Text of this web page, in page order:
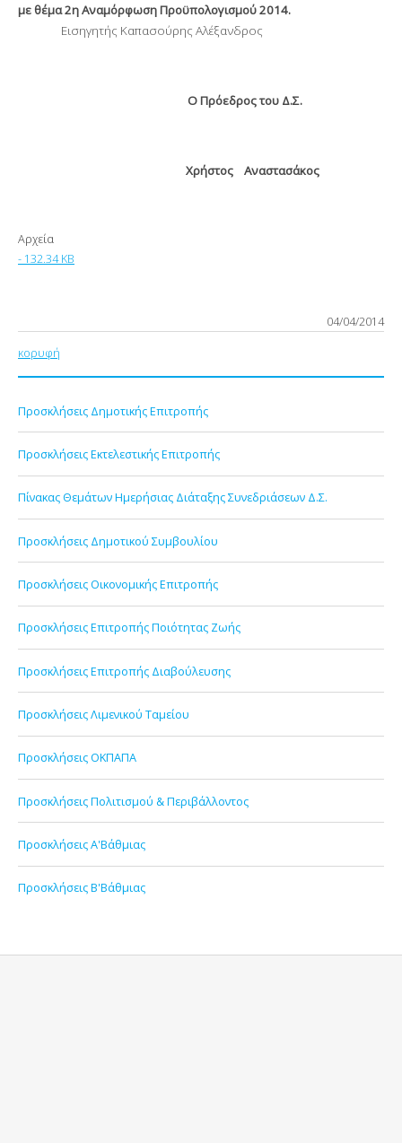
με θέμα 2ηΑναμόρφωση Προϋπολογισμού 2014.
Εισηγητής Καπασούρης Αλέξανδρος
Ο Πρόεδρος του Δ.Σ.
Χρήστος Αναστασάκος
Αρχεία
- 132.34 KB
04/04/2014
κορυφή
Προσκλήσεις Δημοτικής Επιτροπής
Προσκλήσεις Εκτελεστικής Επιτροπής
Πίνακας Θεμάτων Ημερήσιας Διάταξης Συνεδριάσεων Δ.Σ.
Προσκλήσεις Δημοτικού Συμβουλίου
Προσκλήσεις Οικονομικής Επιτροπής
Προσκλήσεις Επιτροπής Ποιότητας Ζωής
Προσκλήσεις Επιτροπής Διαβούλευσης
Προσκλήσεις Λιμενικού Ταμείου
Προσκλήσεις ΟΚΠΑΠΑ
Προσκλήσεις Πολιτισμού & Περιβάλλοντος
Προσκλήσεις Α'Βάθμιας
Προσκλήσεις Β'Βάθμιας